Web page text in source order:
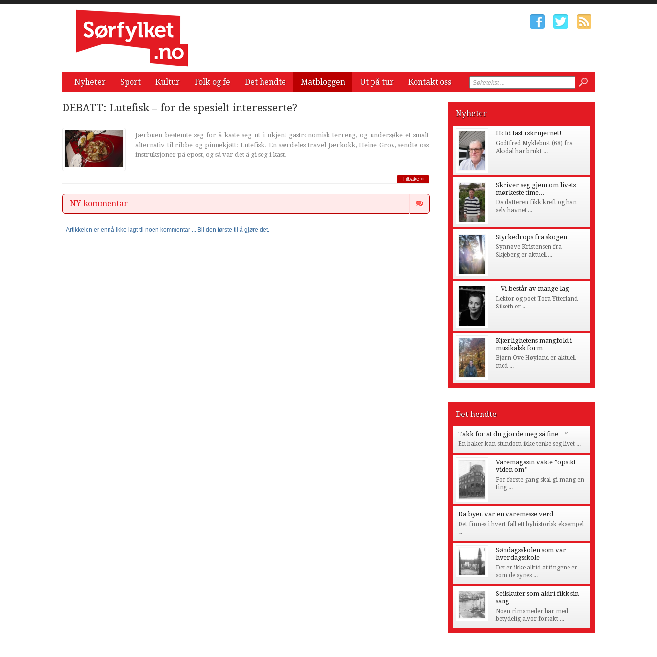
Nyheter Sport Kultur Folk og fe Det hendte Matbloggen Ut på tur Kontakt oss
DEBATT: Lutefisk – for de spesielt interesserte?
Jærbuen bestemte seg for å kaste seg ut i ukjent gastronomisk terreng, og undersøke et smalt
alternativ til ribbe og pinnekjøtt: Lutefisk. En særdeles travel Jærkokk, Heine Grov, sendte oss
instruksjoner på epost, og så var det å gi seg i kast.
Tilbake »
NY kommentar
Artikkelen er ennå ikke lagt til noen kommentar ... Bli den første til å gjøre det.
Nyheter
Hold fast i skrujernet!
Godtfred Myklebust (68) fra
Aksdal har brukt ...
Skriver seg gjennom livets
mørkeste time...
Da datteren fikk kreft og han
selv havnet ...
Styrkedrops fra skogen
Synnøve Kristensen fra
Skjeberg er aktuell ...
– Vi består av mange lag
Lektor og poet Tora Ytterland
Silseth er ...
Kjærlighetens mangfold i
musikalsk form
Bjørn Ove Høyland er aktuell
med ...
Det hendte
Takk for at du gjorde meg så fine…”
En baker kan stundom ikke tenke seg livet ...
Varemagasin vakte ”opsikt
viden om”
For første gang skal gi mang en
ting ...
Da byen var en varemesse verd
Det finnes i hvert fall ett byhistorisk eksempel
...
Søndagsskolen som var
hverdagsskole
Det er ikke alltid at tingene er
som de synes ...
Seilskuter som aldri fikk sin
sang …
Noen rimsmeder har med
betydelig alvor forsøkt ...